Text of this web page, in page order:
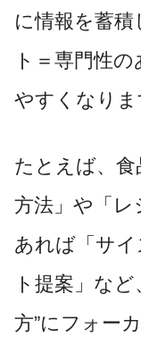
に情報を蓄積
ト＝専門性
やすくなりま
たとえば、
方法」や「
あれば「サ
ト提案」な
方”にフォー